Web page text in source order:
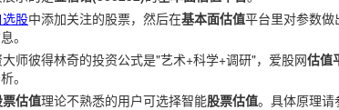
选股中添加关注的股票，然后在基本面估值平台里对参数
。
师彼得林奇的投资公式是"艺术+科学+调研"，爱股网估值
。
票估值理论不熟悉的用户可选择智能股票估值。具体原理请